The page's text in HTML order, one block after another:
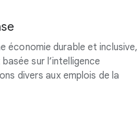
économie durable et inclusive,
sur l’intelligence
divers aux emplois de la